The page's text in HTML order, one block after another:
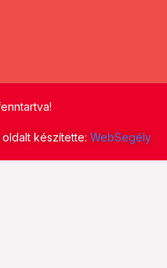
oldalt készítette: WebSegély